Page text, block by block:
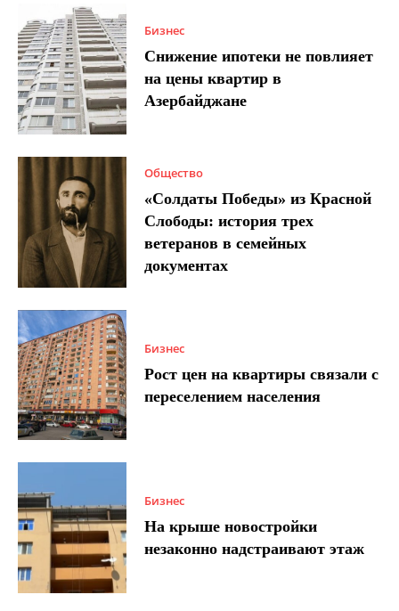
Бизнес
Снижение ипотеки не повлияет
на цены квартир в
Азербайджане
Общество
«Солдаты Победы» из Красной
Слободы: история трех
ветеранов в семейных
документах
Бизнес
Рост цен на квартиры связали с
переселением населения
Бизнес
На крыше новостройки
незаконно надстраивают этаж